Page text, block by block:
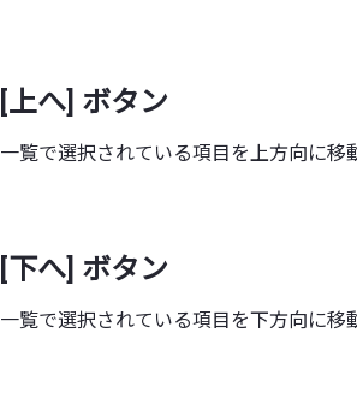
[上へ] ボタン
一覧で選択されている項目を上方向に移
[下へ] ボタン
一覧で選択されている項目を下方向に移